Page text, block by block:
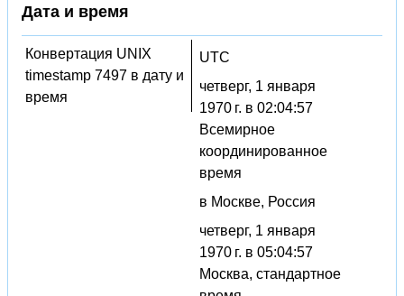
Дата и время
Конвертация UNIX
timestamp 7497 в дату и
время
UTC
четверг, 1 января
1970 г. в 02:04:57
Всемирное
координированное
время
в Москве, Россия
четверг, 1 января
1970 г. в 05:04:57
Москва, стандартное